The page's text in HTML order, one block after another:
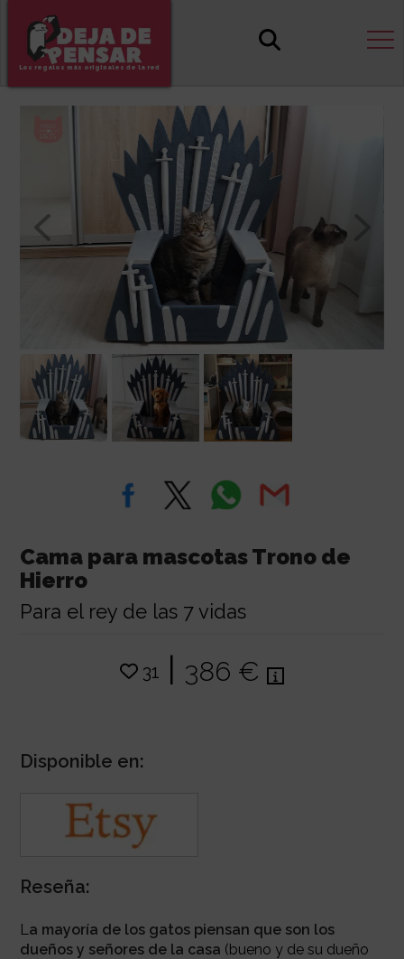
Los regalos más originales de la red
Cama para mascotas Trono de
Hierro
Para el rey de las 7 vidas
31 | 386 €
Disponible en:
Reseña:
La mayoría de los gatos piensan que son los
dueños y señores de la casa (bueno y de su dueño